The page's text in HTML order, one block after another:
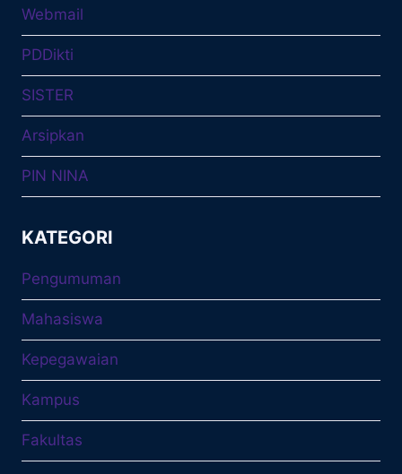
Webmail
PDDikti
SISTER
Arsipkan
PIN NINA
KATEGORI
Pengumuman
Mahasiswa
Kepegawaian
Kampus
Fakultas